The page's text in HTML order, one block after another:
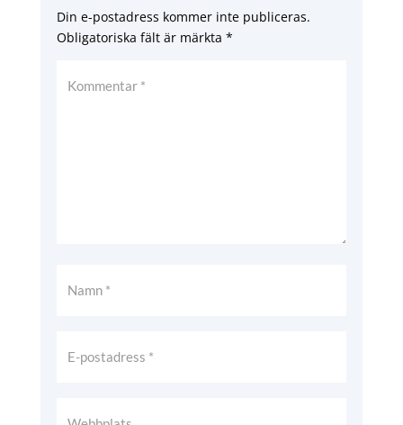
Din e-postadress kommer inte publiceras.
Obligatoriska fält är märkta *